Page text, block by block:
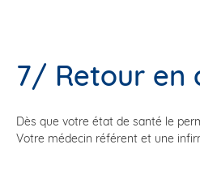
7/ Retour en
Dès que votre état de santé le
Votre médecin référent et une